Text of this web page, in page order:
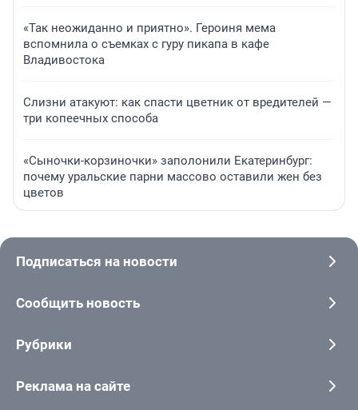
«Так неожиданно и приятно». Героиня мема
вспомнила о съемках с гуру пикапа в кафе
Владивостока
Слизни атакуют: как спасти цветник от вредителей —
три копеечных способа
«Сыночки-корзиночки» заполонили Екатеринбург:
почему уральские парни массово оставили жен без
цветов
Подписаться на новости
Сообщить новость
Рубрики
Реклама на сайте